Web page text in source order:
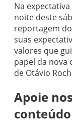
Na
noite deste
reportagem
suas
valores que
papel da nova
de Otávio
Apoie
conteúdo